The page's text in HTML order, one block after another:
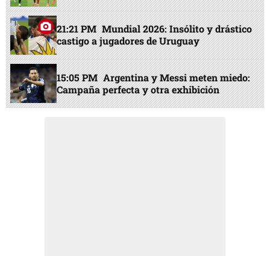
21:21 PM Mundial 2026: Insólito y drástico
castigo a jugadores de Uruguay
15:05 PM Argentina y Messi meten miedo:
Campaña perfecta y otra exhibición